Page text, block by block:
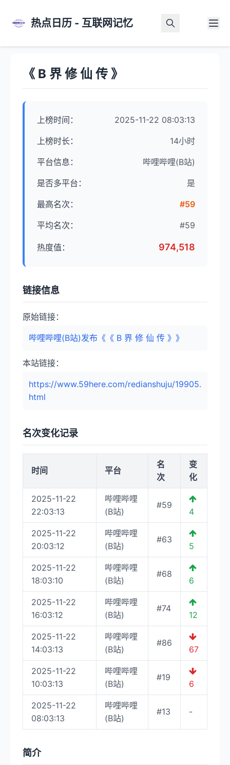
热点日历 - 互联网记忆
《 B 界 修 仙 传 》
上榜时间： 2025-11-22 08:03:13
上榜时长： 14小时
平台信息： 哔哩哔哩(B站)
是否多平台： 是
最高名次： #59
平均名次： #59
热度值： 974,518
链接信息
原始链接：
哔哩哔哩(B站)发布《《 B 界 修 仙 传 》》
本站链接：
https://www.59here.com/redianshuju/19905.
html
名次变化记录
时间 平台
名
次
变
化
2025-11-22
22:03:13
哔哩哔哩
(B站)
#59
4
2025-11-22
20:03:12
哔哩哔哩
(B站)
#63
5
2025-11-22
18:03:10
哔哩哔哩
(B站)
#68
6
2025-11-22
16:03:12
哔哩哔哩
(B站)
#74
12
2025-11-22
14:03:13
哔哩哔哩
(B站)
#86
67
2025-11-22
10:03:13
哔哩哔哩
(B站)
#19
6
2025-11-22
08:03:13
哔哩哔哩
(B站)
#13 -
简介